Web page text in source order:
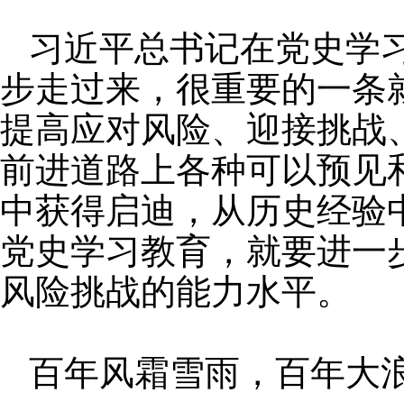
习近平总书记在党史学
步走过来，很重要的一条
提高应对风险、迎接挑战
前进道路上各种可以预见
中获得启迪，从历史经
党史学习教育，就要进
风险挑战的能力水平。
百年风霜雪雨，百年大